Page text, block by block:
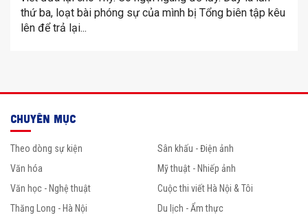
thứ ba, loạt bài phóng sự của mình bị Tổng biên tập kêu
lên để trả lại...
CHUYÊN MỤC
Theo dòng sự kiện
Văn hóa
Văn học - Nghệ thuật
Thăng Long - Hà Nội
Sân khấu - Điện ảnh
Mỹ thuật - Nhiếp ảnh
Cuộc thi viết Hà Nội & Tôi
Du lịch - Ẩm thực